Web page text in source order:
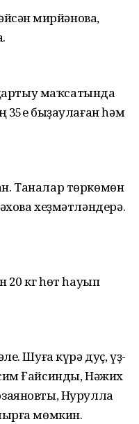
Әмирйәнова,
маҡсатында
35е быҙаулаған һәм
Таналар төркөмөн
хеҙмәтләндерә.
20 кг һөт һауып
Шуға күрә дуҫ, үҙ-
Ғайсинды, Нәжих
Нурулла
мөмкин.